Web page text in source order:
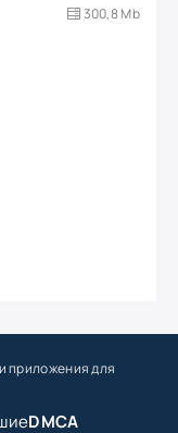
300,8 Mb
и приложения для
DMCA